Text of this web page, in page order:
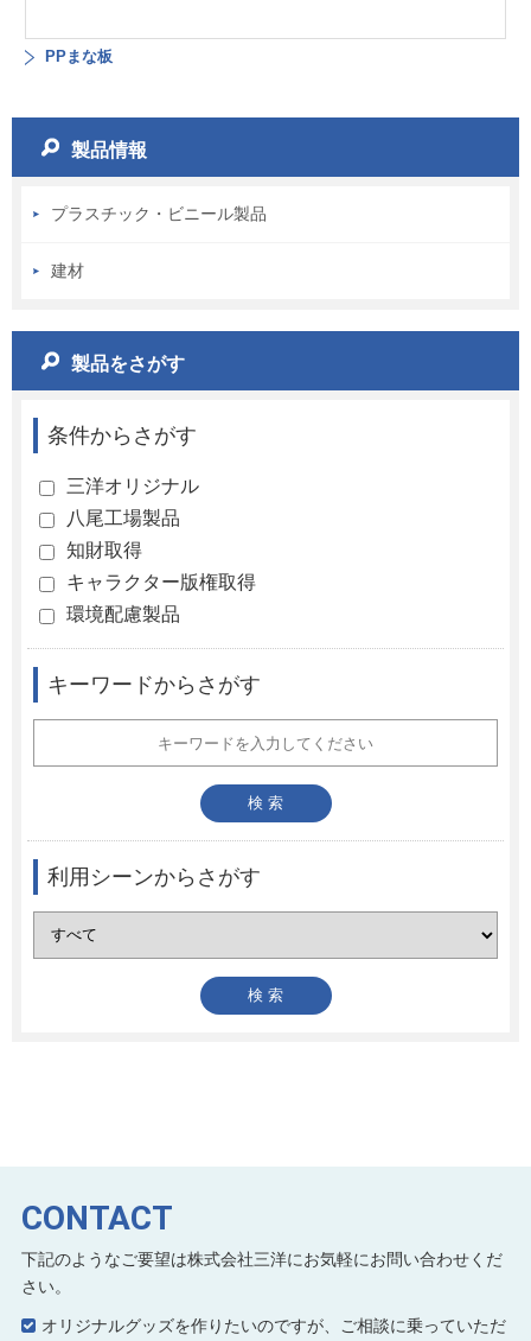
PPまな板
製品情報
プラスチック・ビニール製品
建材
製品をさがす
条件からさがす
三洋オリジナル
八尾工場製品
知財取得
キャラクター版権取得
環境配慮製品
キーワードからさがす
利用シーンからさがす
CONTACT
下記のようなご要望は株式会社三洋にお気軽にお問い合わせくだ
さい。
オリジナルグッズを作りたいのですが、ご相談に乗っていただ